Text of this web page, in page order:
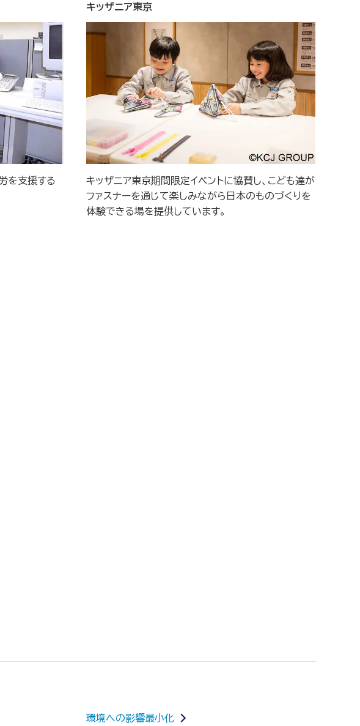
を支援する
キッザニア東京
キッザニア東京期間限定イベントに協賛し、こども達が
ファスナーを通じて楽しみながら日本のものづくりを
体験できる場を提供しています。
環境への影響最小化